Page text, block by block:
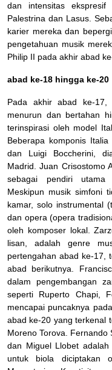
dan intensitas
Palestrina dan Lasus.
karier mereka dan
pengetahuan musik
Philip II pada akhir abad
abad ke-18 hingga ke-20
Pada akhir abad ke-17,
menurun dan bertahan
terinspirasi oleh model
Beberapa komponis
dan Luigi Boccherini,
Madrid. Juan Crisostomo
sebagai pendiri utama
Meskipun musik simfoni
kamar, solo instrumental
dan opera (opera
oleh komposer lokal.
lisan, adalah genre
pertengahan abad ke-17,
abad berikutnya.
dalam pengembangan
seperti Ruperto Chapi,
mencapai puncaknya
abad ke-20 yang terkenal
Moreno Torova. Fernando
dan Miguel Llobet
untuk biola diciptakan